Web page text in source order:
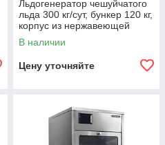
Льдогенератор чешуйчатого
льда 300 кг/сут, бункер 120 кг,
корпус из нержавеющей
стали Koreco AZ300/120MAR
В наличии
Цену уточняйте